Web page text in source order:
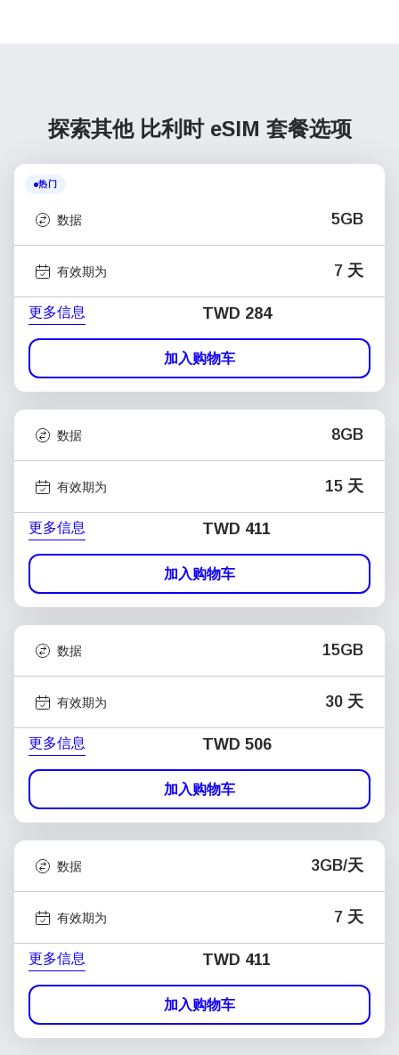
探索其他 比利时 eSIM 套餐选项
热门
数据 5GB
有效期为 7 天
更多信息 TWD 284
加入购物车
数据 8GB
有效期为 15 天
更多信息 TWD 411
加入购物车
数据 15GB
有效期为 30 天
更多信息 TWD 506
加入购物车
数据 3GB/天
有效期为 7 天
更多信息 TWD 411
加入购物车